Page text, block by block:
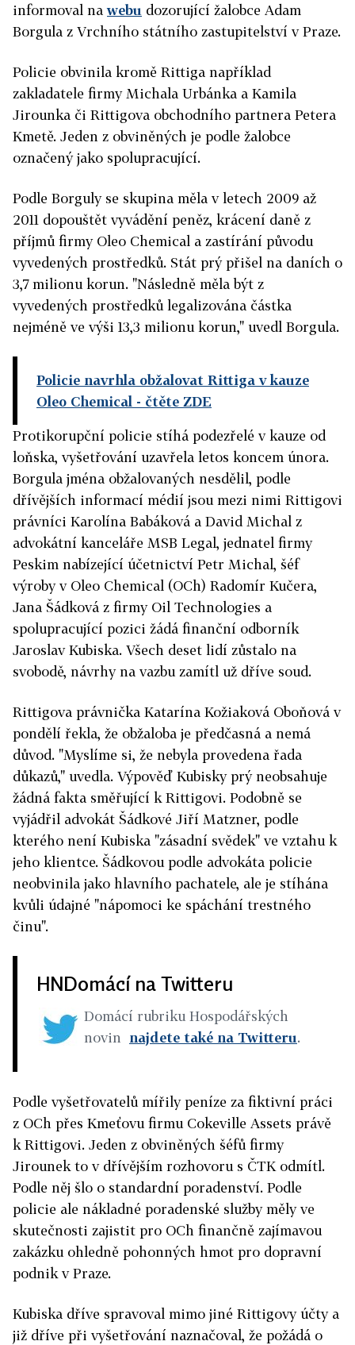
informoval nawebu dozorující žalobce Adam
Borgula z Vrchního státního zastupitelství v Praze.
Policie obvinila kromě Rittiga například
zakladatele firmy Michala Urbánka a Kamila
Jirounka či Rittigova obchodního partnera Petera
Kmetě. Jeden z obviněných je podle žalobce
označený jako spolupracující.
Podle Borguly se skupina měla v letech 2009 až
2011 dopouštět vyvádění peněz, krácení daně z
příjmů firmy Oleo Chemical a zastírání původu
vyvedených prostředků. Stát prý přišel na daních o
3,7 milionu korun. "Následně měla být z
vyvedených prostředků legalizována částka
nejméně ve výši 13,3 milionu korun," uvedl Borgula.
Policie navrhla obžalovat Rittiga v kauze
Oleo Chemical - čtěte ZDE
Protikorupční policie stíhá podezřelé v kauze od
loňska, vyšetřování uzavřela letos koncem února.
Borgula jména obžalovaných nesdělil, podle
dřívějších informací médií jsou mezi nimi Rittigovi
právníci Karolína Babáková a David Michal z
advokátní kanceláře MSB Legal, jednatel firmy
Peskim nabízející účetnictví Petr Michal, šéf
výroby v Oleo Chemical (OCh) Radomír Kučera,
Jana Šádková z firmy Oil Technologies a
spolupracující pozici žádá finanční odborník
Jaroslav Kubiska. Všech deset lidí zůstalo na
svobodě, návrhy na vazbu zamítl už dříve soud.
Rittigova právnička Katarína Kožiaková Oboňová v
pondělí řekla, že obžaloba je předčasná a nemá
důvod. "Myslíme si, že nebyla provedena řada
důkazů," uvedla. Výpověď Kubisky prý neobsahuje
žádná fakta směřující k Rittigovi. Podobně se
vyjádřil advokát Šádkové Jiří Matzner, podle
kterého není Kubiska "zásadní svědek" ve vztahu k
jeho klientce. Šádkovou podle advokáta policie
neobvinila jako hlavního pachatele, ale je stíhána
kvůli údajné "nápomoci ke spáchání trestného
činu".
HNDomácí na Twitteru
Domácí rubriku Hospodářských
novin najdete také na Twitteru.
Podle vyšetřovatelů mířily peníze za fiktivní práci
z OCh přes Kmeťovu firmu Cokeville Assets právě
k Rittigovi. Jeden z obviněných šéfů firmy
Jirounek to v dřívějším rozhovoru s ČTK odmítl.
Podle něj šlo o standardní poradenství. Podle
policie ale nákladné poradenské služby měly ve
skutečnosti zajistit pro OCh finančně zajímavou
zakázku ohledně pohonných hmot pro dopravní
podnik v Praze.
Kubiska dříve spravoval mimo jiné Rittigovy účty a
již dříve při vyšetřování naznačoval, že požádá o